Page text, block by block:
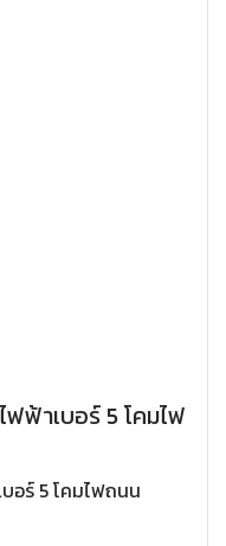
ฟฟ้าเบอร์ 5 โคมไฟ
อร์ 5 โคมไฟถนน